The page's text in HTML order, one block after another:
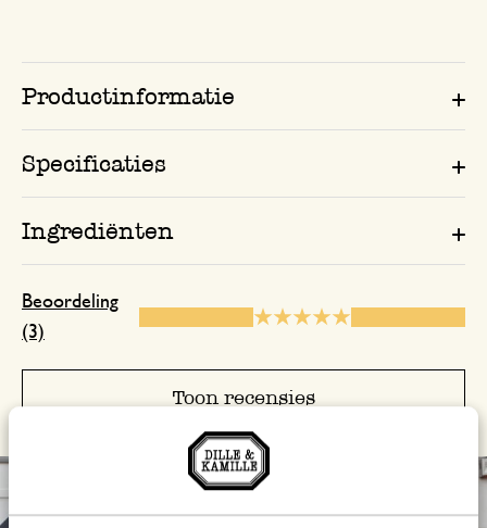
Productinformatie
Specificaties
Ingrediënten
Beoordeling
(3)
Toon recensies